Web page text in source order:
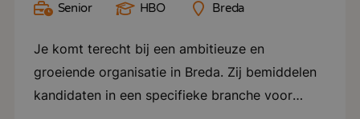
Senior HBO Breda
Je komt terecht bij een ambitieuze en
groeiende organisatie in Breda. Zij bemiddelen
kandidaten in een specifieke branche voor